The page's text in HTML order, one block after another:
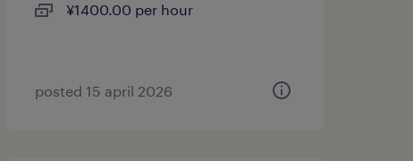
¥1400.00 per hour
posted 15 april 2026